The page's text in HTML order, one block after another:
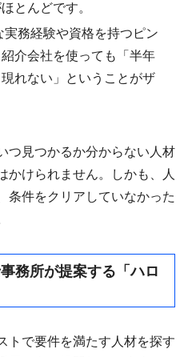
とんどです。
実務経験や資格を持つピン
介会社を使っても「半年
れない」ということがザ
つ見つかるか分からない人材
かけられません。しかも、人
条件をクリアしていなかった
務所が提案する「ハロ
トで要件を満たす人材を探す